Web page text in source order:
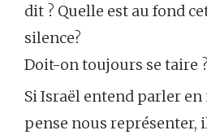
dit ? Quelle est au fond
silence?
Doit-on toujours se taire ?
Si Israël entend parler
pense nous représenter,